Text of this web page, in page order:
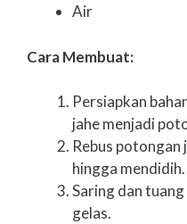
Air
Cara Membuat:
Persiapkan
jahe menjadi
Rebus potongan
hingga mendidih.
Saring dan
gelas.